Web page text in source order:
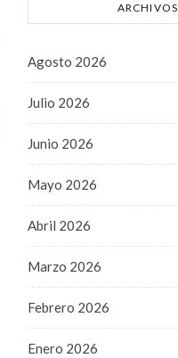
ARCHIVOS
Agosto 2026
Julio 2026
Junio 2026
Mayo 2026
Abril 2026
Marzo 2026
Febrero 2026
Enero 2026